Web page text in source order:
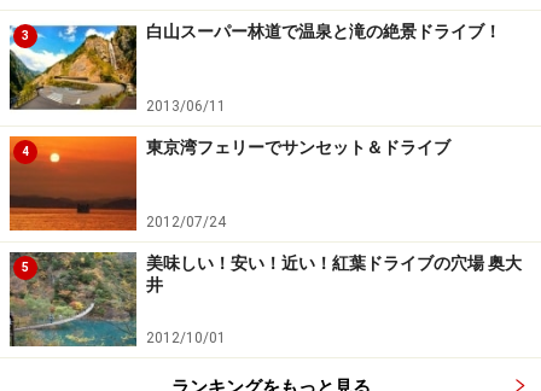
3 白山スーパー林道で温泉と滝の絶景ドライブ！
2013/06/11
4 東京湾フェリーでサンセット＆ドライブ
2012/07/24
5
美味しい！安い！近い！紅葉ドライブの穴場 奥大
井
2012/10/01